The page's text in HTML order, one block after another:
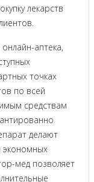
лекарств
аптека,
точках
по всей
средствам
делают
экономных
мед позволяет